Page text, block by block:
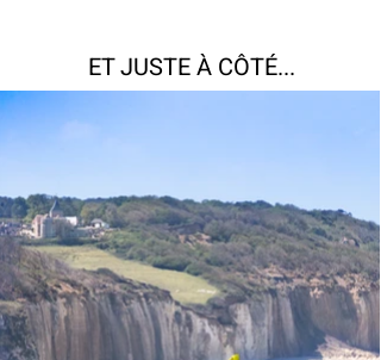
ET JUSTE À CÔTÉ...